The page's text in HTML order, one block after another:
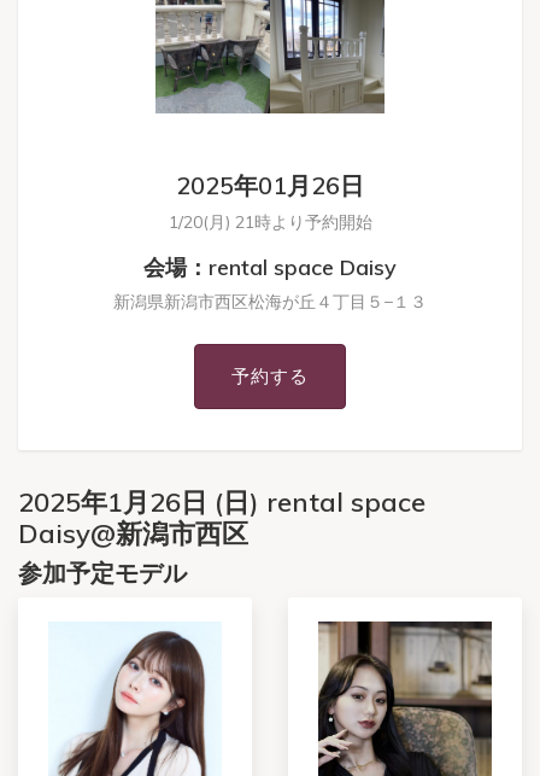
2025年01月26日
1/20(月) 21時より予約開始
会場：rental space Daisy
新潟県新潟市西区松海が丘４丁目５−１３
予約する
2025年1月26日 (日) rental space
Daisy@新潟市西区
参加予定モデル